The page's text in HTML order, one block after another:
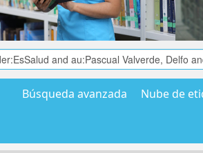
Búsqueda avanzada Nube de